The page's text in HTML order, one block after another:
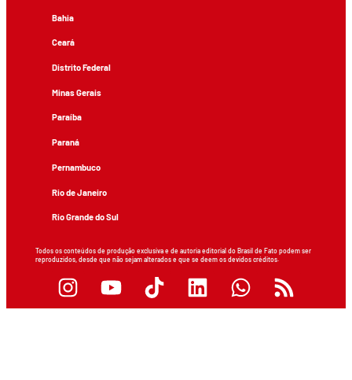
Bahia
Ceará
Distrito Federal
Minas Gerais
Paraíba
Paraná
Pernambuco
Rio de Janeiro
Rio Grande do Sul
Todos os conteúdos de produção exclusiva e de autoria editorial do Brasil de Fato podem ser
reproduzidos, desde que não sejam alterados e que se deem os devidos créditos.